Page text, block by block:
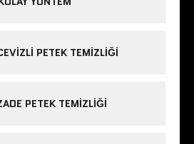
PETEK TEMIZLIĞI
PETEK TEMIZLIĞI